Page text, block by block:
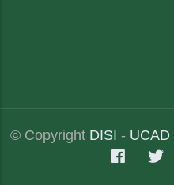
© Copyright DISI - UCAD